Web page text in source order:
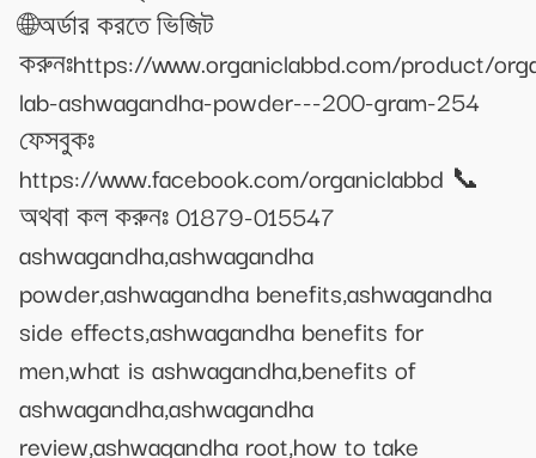
🌐অর্ডার করতে ভিজিট
করুনঃhttps://www.organiclabbd.com/product/
lab-ashwagandha-powder---200-gram-254
ফেসবুকঃ
https://www.facebook.com/organiclabbd 📞
অথবা কল করুনঃ 01879-015547
ashwagandha,ashwagandha
powder,ashwagandha benefits,ashwagandha
side effects,ashwagandha benefits for
men,what is ashwagandha,benefits of
ashwagandha,ashwagandha
review,ashwagandha root,how to take